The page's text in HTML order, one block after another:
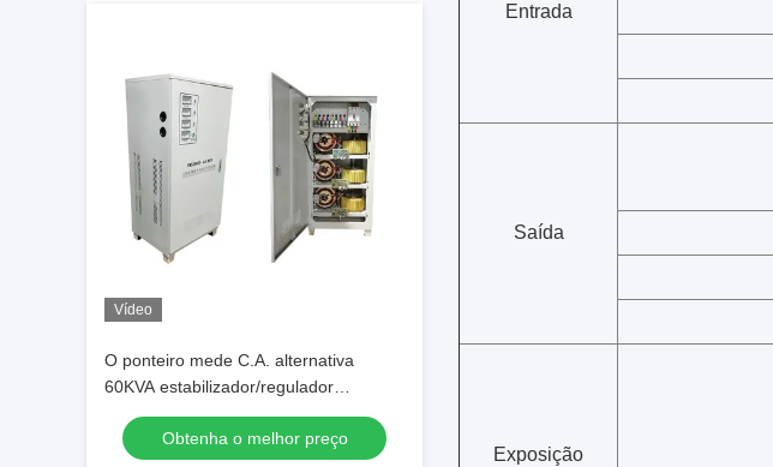
Vídeo
O ponteiro mede C.A. alternativa
60KVA estabilizador/regulador
industriais da tensão da elevada
precisão de 3 fases auto
Obtenha o melhor preço
Entrada
Saída
Exposição